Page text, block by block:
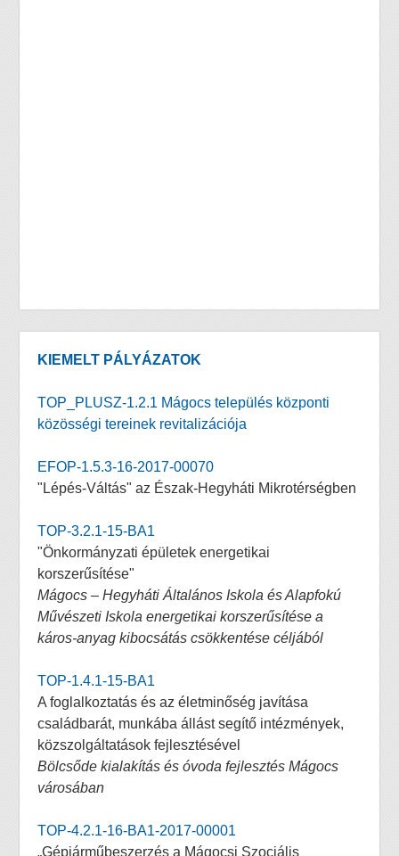
KIEMELT PÁLYÁZATOK
TOP_PLUSZ-1.2.1 Mágocs település központi
közösségi tereinek revitalizációja
EFOP-1.5.3-16-2017-00070
"Lépés-Váltás" az Észak-Hegyháti Mikrotérségben
TOP-3.2.1-15-BA1
"Önkormányzati épületek energetikai
korszerűsítése"
Mágocs – Hegyháti Általános Iskola és Alapfokú
Művészeti Iskola energetikai korszerűsítése a
káros-anyag kibocsátás csökkentése céljából
TOP-1.4.1-15-BA1
A foglalkoztatás és az életminőség javítása
családbarát, munkába állást segítő intézmények,
közszolgáltatások fejlesztésével
Bölcsőde kialakítás és óvoda fejlesztés Mágocs
városában
TOP-4.2.1-16-BA1-2017-00001
„Gépjárműbeszerzés a Mágocsi Szociális